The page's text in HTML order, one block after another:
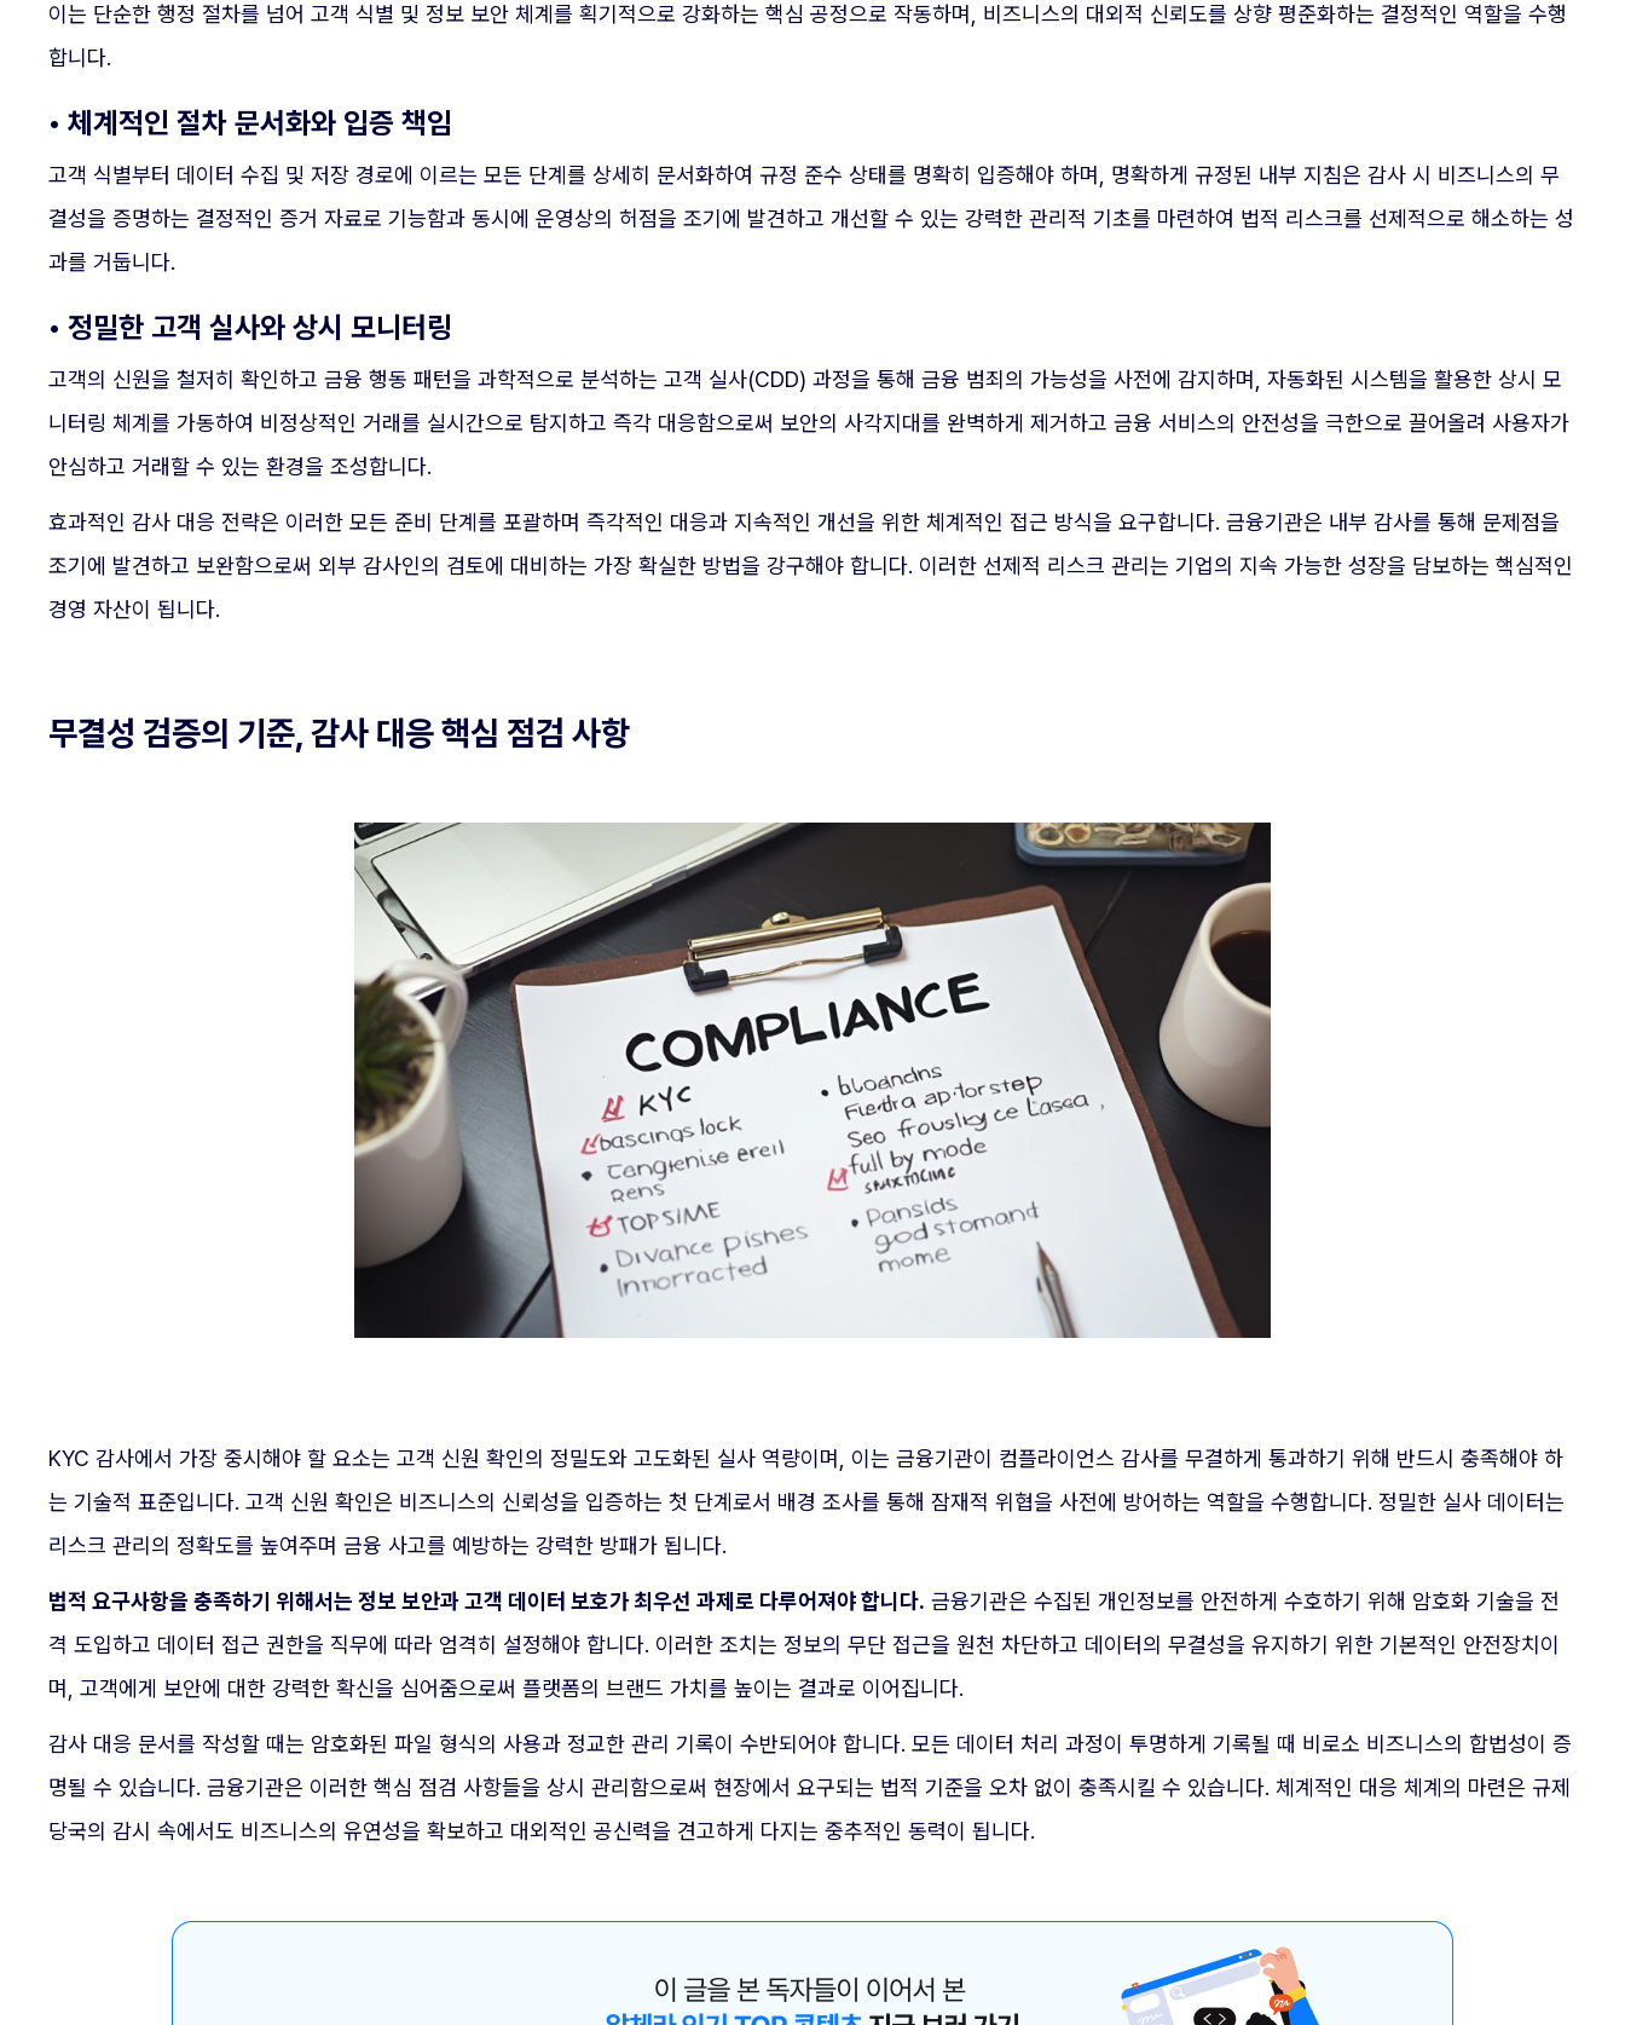
이는 단순한 행정 절차를 넘어 고객 식별 및 정보 보안 체계를 획기적으로 강화하는 핵심 공정으로 작동하며, 비즈니스의 대외적 신뢰도를 상향 평준화하는 결정적인 역할을 수행
합니다.
• 체계적인 절차 문서화와 입증 책임
고객 식별부터 데이터 수집 및 저장 경로에 이르는 모든 단계를 상세히 문서화하여 규정 준수 상태를 명확히 입증해야 하며, 명확하게 규정된 내부 지침은 감사 시 비즈니스의 무
결성을 증명하는 결정적인 증거 자료로 기능함과 동시에 운영상의 허점을 조기에 발견하고 개선할 수 있는 강력한 관리적 기초를 마련하여 법적 리스크를 선제적으로 해소하는 성
과를 거둡니다.
• 정밀한 고객 실사와 상시 모니터링
고객의 신원을 철저히 확인하고 금융 행동 패턴을 과학적으로 분석하는 고객 실사(CDD) 과정을 통해 금융 범죄의 가능성을 사전에 감지하며, 자동화된 시스템을 활용한 상시 모
니터링 체계를 가동하여 비정상적인 거래를 실시간으로 탐지하고 즉각 대응함으로써 보안의 사각지대를 완벽하게 제거하고 금융 서비스의 안전성을 극한으로 끌어올려 사용자가
안심하고 거래할 수 있는 환경을 조성합니다.
효과적인 감사 대응 전략은 이러한 모든 준비 단계를 포괄하며 즉각적인 대응과 지속적인 개선을 위한 체계적인 접근 방식을 요구합니다. 금융기관은 내부 감사를 통해 문제점을
조기에 발견하고 보완함으로써 외부 감사인의 검토에 대비하는 가장 확실한 방법을 강구해야 합니다. 이러한 선제적 리스크 관리는 기업의 지속 가능한 성장을 담보하는 핵심적인
경영 자산이 됩니다.
무결성 검증의 기준, 감사 대응 핵심 점검 사항
KYC 감사에서 가장 중시해야 할 요소는 고객 신원 확인의 정밀도와 고도화된 실사 역량이며, 이는 금융기관이 컴플라이언스 감사를 무결하게 통과하기 위해 반드시 충족해야 하
는 기술적 표준입니다. 고객 신원 확인은 비즈니스의 신뢰성을 입증하는 첫 단계로서 배경 조사를 통해 잠재적 위협을 사전에 방어하는 역할을 수행합니다. 정밀한 실사 데이터는
리스크 관리의 정확도를 높여주며 금융 사고를 예방하는 강력한 방패가 됩니다.
법적 요구사항을 충족하기 위해서는 정보 보안과 고객 데이터 보호가 최우선 과제로 다루어져야 합니다. 금융기관은 수집된 개인정보를 안전하게 수호하기 위해 암호화 기술을 전
격 도입하고 데이터 접근 권한을 직무에 따라 엄격히 설정해야 합니다. 이러한 조치는 정보의 무단 접근을 원천 차단하고 데이터의 무결성을 유지하기 위한 기본적인 안전장치이
며, 고객에게 보안에 대한 강력한 확신을 심어줌으로써 플랫폼의 브랜드 가치를 높이는 결과로 이어집니다.
감사 대응 문서를 작성할 때는 암호화된 파일 형식의 사용과 정교한 관리 기록이 수반되어야 합니다. 모든 데이터 처리 과정이 투명하게 기록될 때 비로소 비즈니스의 합법성이 증
명될 수 있습니다. 금융기관은 이러한 핵심 점검 사항들을 상시 관리함으로써 현장에서 요구되는 법적 기준을 오차 없이 충족시킬 수 있습니다. 체계적인 대응 체계의 마련은 규제
당국의 감시 속에서도 비즈니스의 유연성을 확보하고 대외적인 공신력을 견고하게 다지는 중추적인 동력이 됩니다.